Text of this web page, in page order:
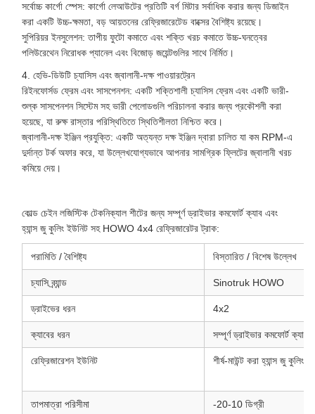
সর্বোচ্চ কার্গো স্পেস: কার্গো লেআউটের প্রতিটি বর্গ মিটার সর্বাধিক করার জন্য ডিজাইন
করা একটি উচ্চ-ক্ষমতা, বড় আয়তনের রেফ্রিজারেটেড বাক্সের বৈশিষ্ট্য রয়েছে।
সুপিরিয়র ইনসুলেশন: তাপীয় ফুটো কমাতে এবং শক্তি খরচ কমাতে উচ্চ-ঘনত্বের
পলিউরেথেন নিরোধক প্যানেল এবং বিজোড় জয়েন্টগুলির সাথে নির্মিত।
4. হেভি-ডিউটি ​​চ্যাসিস এবং জ্বালানী-দক্ষ পাওয়ারট্রেন
রিইনফোর্সড ফ্রেম এবং সাসপেনশন: একটি শক্তিশালী চ্যাসিস ফ্রেম এবং একটি ভারী-
শুল্ক সাসপেনশন সিস্টেম সহ ভারী পেলোডগুলি পরিচালনা করার জন্য প্রকৌশলী করা
হয়েছে, যা রুক্ষ রাস্তার পরিস্থিতিতে স্থিতিশীলতা নিশ্চিত করে।
জ্বালানী-দক্ষ ইঞ্জিন প্রযুক্তি: একটি অত্যন্ত দক্ষ ইঞ্জিন দ্বারা চালিত যা কম RPM-এ
দুর্দান্ত টর্ক অফার করে, যা উল্লেখযোগ্যভাবে আপনার সামগ্রিক ফ্লিটের জ্বালানী খরচ
কমিয়ে দেয়।
কোল্ড চেইন লজিস্টিক টেকনিক্যাল শীটের জন্য সম্পূর্ণ ড্রাইভার কমফোর্ট ক্যাব এবং
হ্যান্স জু কুলিং ইউনিট সহ HOWO 4x4 রেফ্রিজারেটর ট্রাক:
পরামিতি / বৈশিষ্ট্য বিস্তারিত / বিশেষ উল্লেখ
চ্যাসি ব্র্যান্ড Sinotruk HOWO
ড্রাইভের ধরন 4x2
ক্যাবের ধরন সম্পূর্ণ ড্রাইভার কমফোর্ট ক্যাব
রেফ্রিজারেশন ইউনিট শীর্ষ-মাউন্ট করা হ্যান্স জু কুলিং
তাপমাত্রা পরিসীমা -20-10 ডিগ্রী